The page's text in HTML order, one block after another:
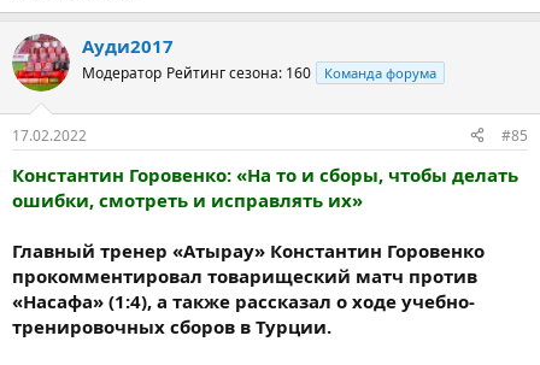
Ауди2017
Модератор Рейтинг сезона: 160 Команда форума
17.02.2022 #85
Константин Горовенко: «На то и сборы, чтобы делать
ошибки, смотреть и исправлять их»
Главный тренер «Атырау» Константин Горовенко
прокомментировал товарищеский матч против
«Насафа» (1:4), а также рассказал о ходе учебно-
тренировочных сборов в Турции.